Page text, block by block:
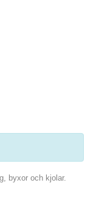
byxor och kjolar.